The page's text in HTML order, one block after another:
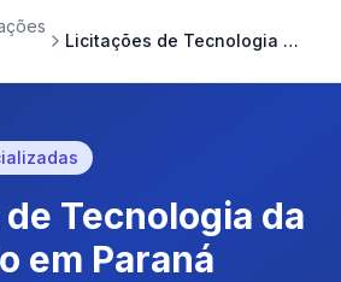
Licitações de Tecnologia da Informação em Paraná
Tecnologia da
em Paraná